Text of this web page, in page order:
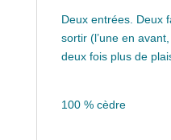
Deux entrées. Deux
sortir (l’une en
deux fois plus de
100 % cèdre